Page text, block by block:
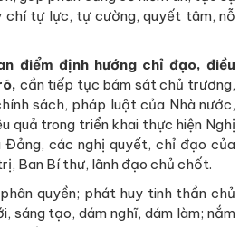
chí tự lực, tự cường, quyết tâm, nỗ
điểm định hướng chỉ đạo, điều
cần tiếp tục bám sát chủ trương,
sách, pháp luật của Nhà nước,
quả trong triển khai thực hiện Nghị
các nghị quyết, chỉ đạo của
Ban Bí thư, lãnh đạo chủ chốt.
quyền; phát huy tinh thần chủ
sáng tạo, dám nghĩ, dám làm; nắm